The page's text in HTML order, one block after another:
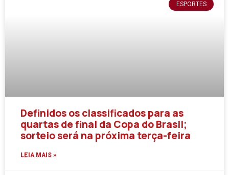
ESPORTES
Definidos os classificados para as
quartas de final da Copa do Brasil;
sorteio será na próxima terça-feira
LEIA MAIS »